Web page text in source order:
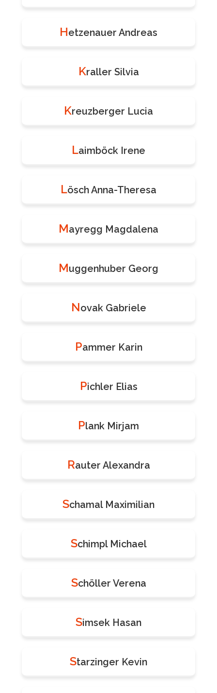
Hetzenauer Andreas
Kraller Silvia
Kreuzberger Lucia
Laimböck Irene
Lösch Anna-Theresa
Mayregg Magdalena
Muggenhuber Georg
Novak Gabriele
Pammer Karin
Pichler Elias
Plank Mirjam
Rauter Alexandra
Schamal Maximilian
Schimpl Michael
Schöller Verena
Simsek Hasan
Starzinger Kevin